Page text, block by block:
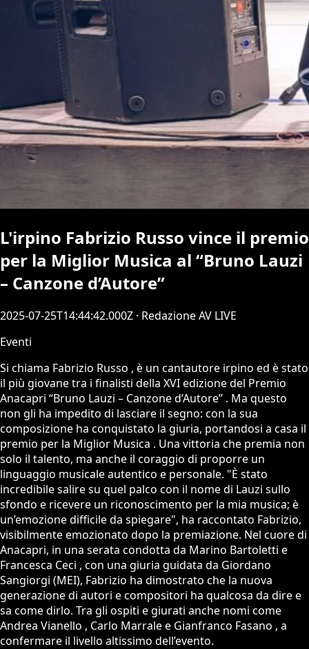
L'irpino Fabrizio Russo vince il premio
per la Miglior Musica al “Bruno Lauzi
– Canzone d’Autore”
2025-07-25T14:44:42.000Z · Redazione AV LIVE
Eventi
Si chiama Fabrizio Russo , è un cantautore irpino ed è stato
il più giovane tra i finalisti della XVI edizione del Premio
Anacapri “Bruno Lauzi – Canzone d’Autore” . Ma questo
non gli ha impedito di lasciare il segno: con la sua
composizione ha conquistato la giuria, portandosi a casa il
premio per la Miglior Musica . Una vittoria che premia non
solo il talento, ma anche il coraggio di proporre un
linguaggio musicale autentico e personale. "È stato
incredibile salire su quel palco con il nome di Lauzi sullo
sfondo e ricevere un riconoscimento per la mia musica; è
un’emozione difficile da spiegare", ha raccontato Fabrizio,
visibilmente emozionato dopo la premiazione. Nel cuore di
Anacapri, in una serata condotta da Marino Bartoletti e
Francesca Ceci , con una giuria guidata da Giordano
Sangiorgi (MEI), Fabrizio ha dimostrato che la nuova
generazione di autori e compositori ha qualcosa da dire e
sa come dirlo. Tra gli ospiti e giurati anche nomi come
Andrea Vianello , Carlo Marrale e Gianfranco Fasano , a
confermare il livello altissimo dell’evento.